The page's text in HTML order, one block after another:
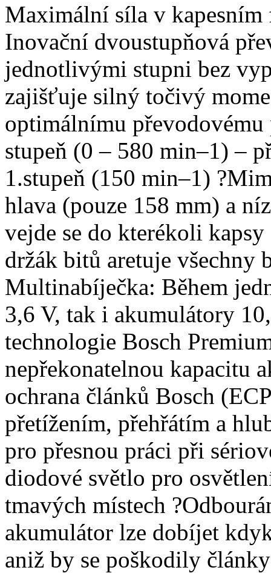
Maximální síla v
Inovační dvoustupňová
jednotlivými stupni bez
zajišťuje silný točivý
optimálnímu
stupeň (0 – 580 min–1) –
1.stupeň (150 min–1)
hlava (pouze 158 mm) a
vejde se do kterékoli
držák bitů aretuje všechny
Multinabíječka: Během
3,6 V, tak i akumulátory
technologie Bosch
nepřekonatelnou kapacitu
ochrana článků Bosch
přetížením, přehřátím a
pro přesnou práci při
diodové světlo pro
tmavých místech
akumulátor lze dobíjet
aniž by se poškodily články